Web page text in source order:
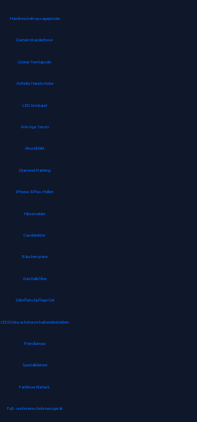
Handmuskelmassagepistole
Damen Wanderhose
Grüner Tee Kapseln
Arthritis Handschuhe
LED Armband
Anti-Age Serum
Akustikbild
Diamond-Painting
iPhone-8-Plus-Hüllen
Hitzemelder
Gasdetektor
Räucherspäne
Anti-Kalkfilter
Zahnfleischpflege Gel
LED Echtwachskerze batteriebetrieben
Petrollampe
Spezialkleister
Farbloser Klarlack
Fuß- und Innenschuhmessgerät